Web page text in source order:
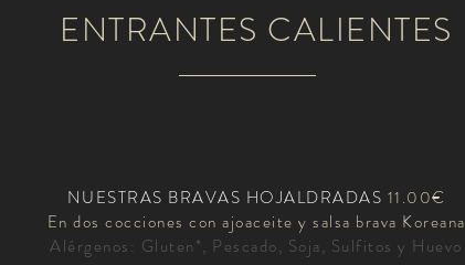
ENTRANTES CALIENTES
NUESTRAS BRAVAS HOJALDRADAS 11.00€
En dos cocciones con ajoaceite y salsa brava Koreana
Alérgenos: Gluten*, Pescado, Soja, Sulfitos y Huevo